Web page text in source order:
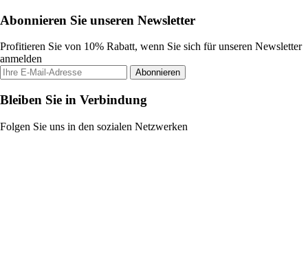
Abonnieren Sie unseren Newsletter
Profitieren Sie von 10% Rabatt, wenn Sie sich für unseren Newsletter
anmelden
Abonnieren
Bleiben Sie in Verbindung
Folgen Sie uns in den sozialen Netzwerken